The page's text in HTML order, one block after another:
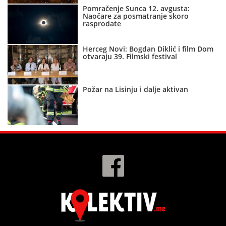
Pomračenje Sunca 12. avgusta:
Naočare za posmatranje skoro
rasprodate
Herceg Novi: Bogdan Diklić i film Dom
otvaraju 39. Filmski festival
Požar na Lisinju i dalje aktivan